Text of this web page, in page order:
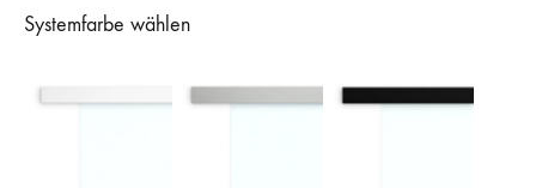
Systemfarbe wählen